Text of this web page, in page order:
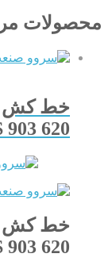
محصولات
خط کش
903 620
خط کش
903 620